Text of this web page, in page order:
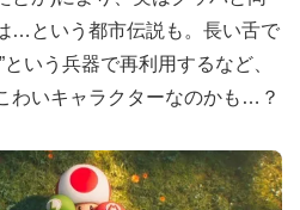
…という都市伝説も。長い舌で
いう兵器で再利用するなど、
わいキャラクターなのかも…？